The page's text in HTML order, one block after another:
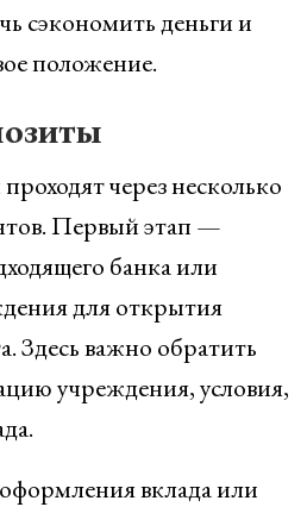
сэкономить деньги и
положение.
через несколько
Первый этап —
банка или
для открытия
Здесь важно обратить
учреждения, условия,
вклада или